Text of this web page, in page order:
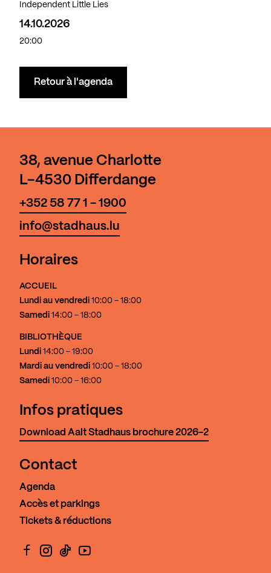
Independent Little Lies
14.10.2026
20:00
Retour à l'agenda
38, avenue Charlotte
L-4530 Differdange
+352 58 77 1 - 1900
info@stadhaus.lu
Horaires
ACCUEIL
Lundi au vendredi 10:00 - 18:00
Samedi 14:00 - 18:00
BIBLIOTHÈQUE
Lundi 14:00 - 19:00
Mardi au vendredi 10:00 - 18:00
Samedi 10:00 - 16:00
Infos pratiques
Download Aalt Stadhaus brochure 2026-2
Contact
Agenda
Accès et parkings
Tickets & réductions